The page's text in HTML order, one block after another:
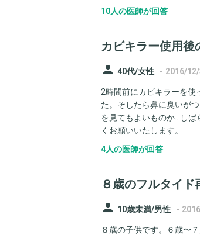
が、ごろごろしますし、
なってきました。 つい、
10人の医師が回答
カビキラー使用後
person 40代/女性 - 2016/12/
2時間前にカビキラーを使
た。そしたら鼻に臭いが
を見てもよいものか…しば
くお願いいたします。
4人の医師が回答
８歳のフルタイ
person 10歳未満/男性 -
８歳の子供です。６歳〜